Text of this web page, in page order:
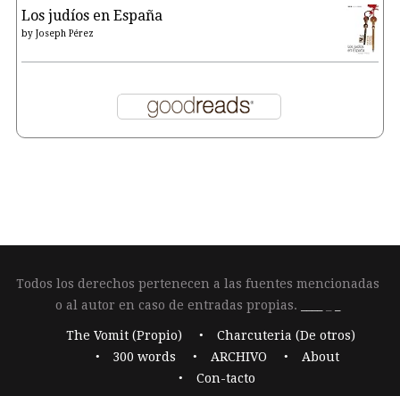
Los judíos en España
by Joseph Pérez
Todos los derechos pertenecen a las fuentes mencionadas
o al autor en caso de entradas propias.
The Vomit (Propio)
Charcuteria (De otros)
300 words
ARCHIVO
About
Con-tacto